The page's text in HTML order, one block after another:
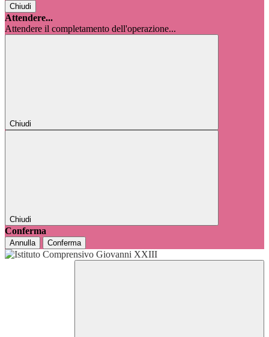
Chiudi
Attendere...
Attendere il completamento dell'operazione...
Chiudi
Chiudi
Conferma
Annulla Conferma